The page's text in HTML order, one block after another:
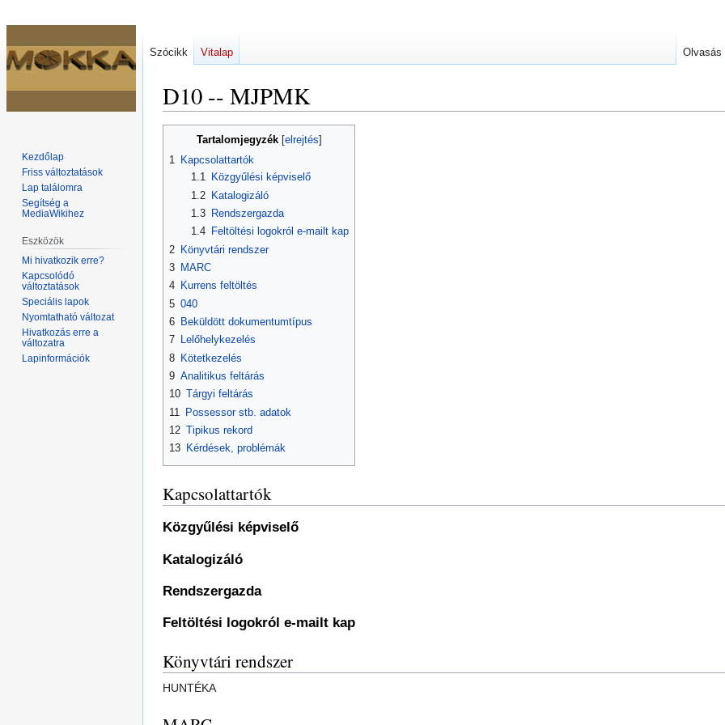
D10 -- MJPMK
navigációhoz
kereséshez
Tartalomjegyzék
1 Kapcsolattartók
1.1
Közgyűlési képviselő
1.2
Katalogizáló
1.3
Rendszergazda
1.4
Feltöltési logokról e-mailt kap
2 Könyvtári rendszer
3 MARC
4 Kurrens feltöltés
5 040
6 Beküldött dokumentumtípus
7 Lelőhelykezelés
8 Kötetkezelés
9 Analitikus feltárás
10 Tárgyi feltárás
11
Possessor stb. adatok
12 Tipikus rekord
13 Kérdések, problémák
Kapcsolattartók
Közgyűlési képviselő
Katalogizáló
Rendszergazda
Feltöltési logokról e-mailt kap
Könyvtári rendszer
HUNTÉKA
Szócikk Vitalap Olvasás
Kezdőlap
Friss változtatások
Lap találomra
Segítség a
MediaWikihez
Eszközök
Mi hivatkozik erre?
Kapcsolódó
változtatások
Speciális lapok
Nyomtatható változat
Hivatkozás erre a
változatra
Lapinformációk